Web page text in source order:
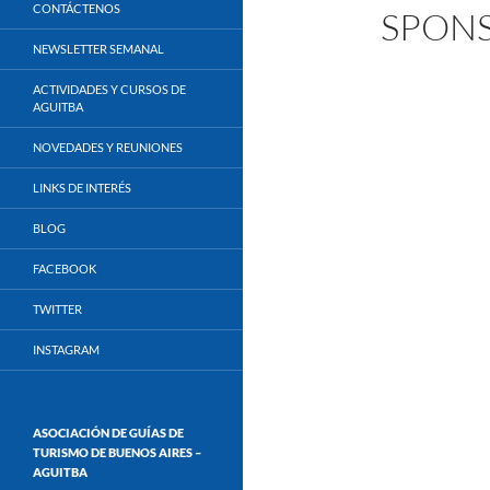
CONTÁCTENOS
NEWSLETTER SEMANAL
ACTIVIDADES Y CURSOS DE
AGUITBA
NOVEDADES Y REUNIONES
LINKS DE INTERÉS
BLOG
FACEBOOK
TWITTER
INSTAGRAM
ASOCIACIÓN DE GUÍAS DE
TURISMO DE BUENOS AIRES –
AGUITBA